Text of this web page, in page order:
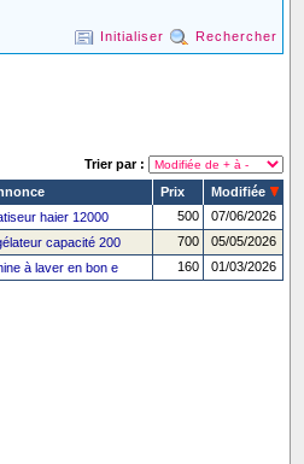
Initialiser Rechercher
Trier par :
Prix
Modifiée
haier 12000 500
07/06/2026
capacité 200 700
05/05/2026
à laver en bon e 160 01/03/2026